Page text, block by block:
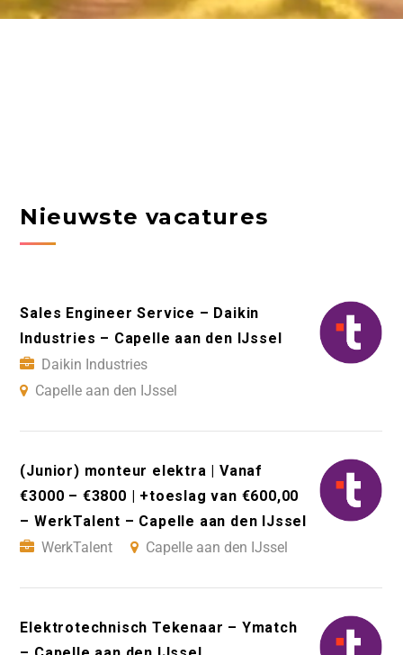
Nieuwste vacatures
Sales Engineer Service – Daikin
Industries – Capelle aan den IJssel
Daikin Industries
Capelle aan den IJssel
(Junior) monteur elektra | Vanaf
€3000 – €3800 | +toeslag van €600,00
– WerkTalent – Capelle aan den IJssel
WerkTalent
Capelle aan den IJssel
Elektrotechnisch Tekenaar – Ymatch